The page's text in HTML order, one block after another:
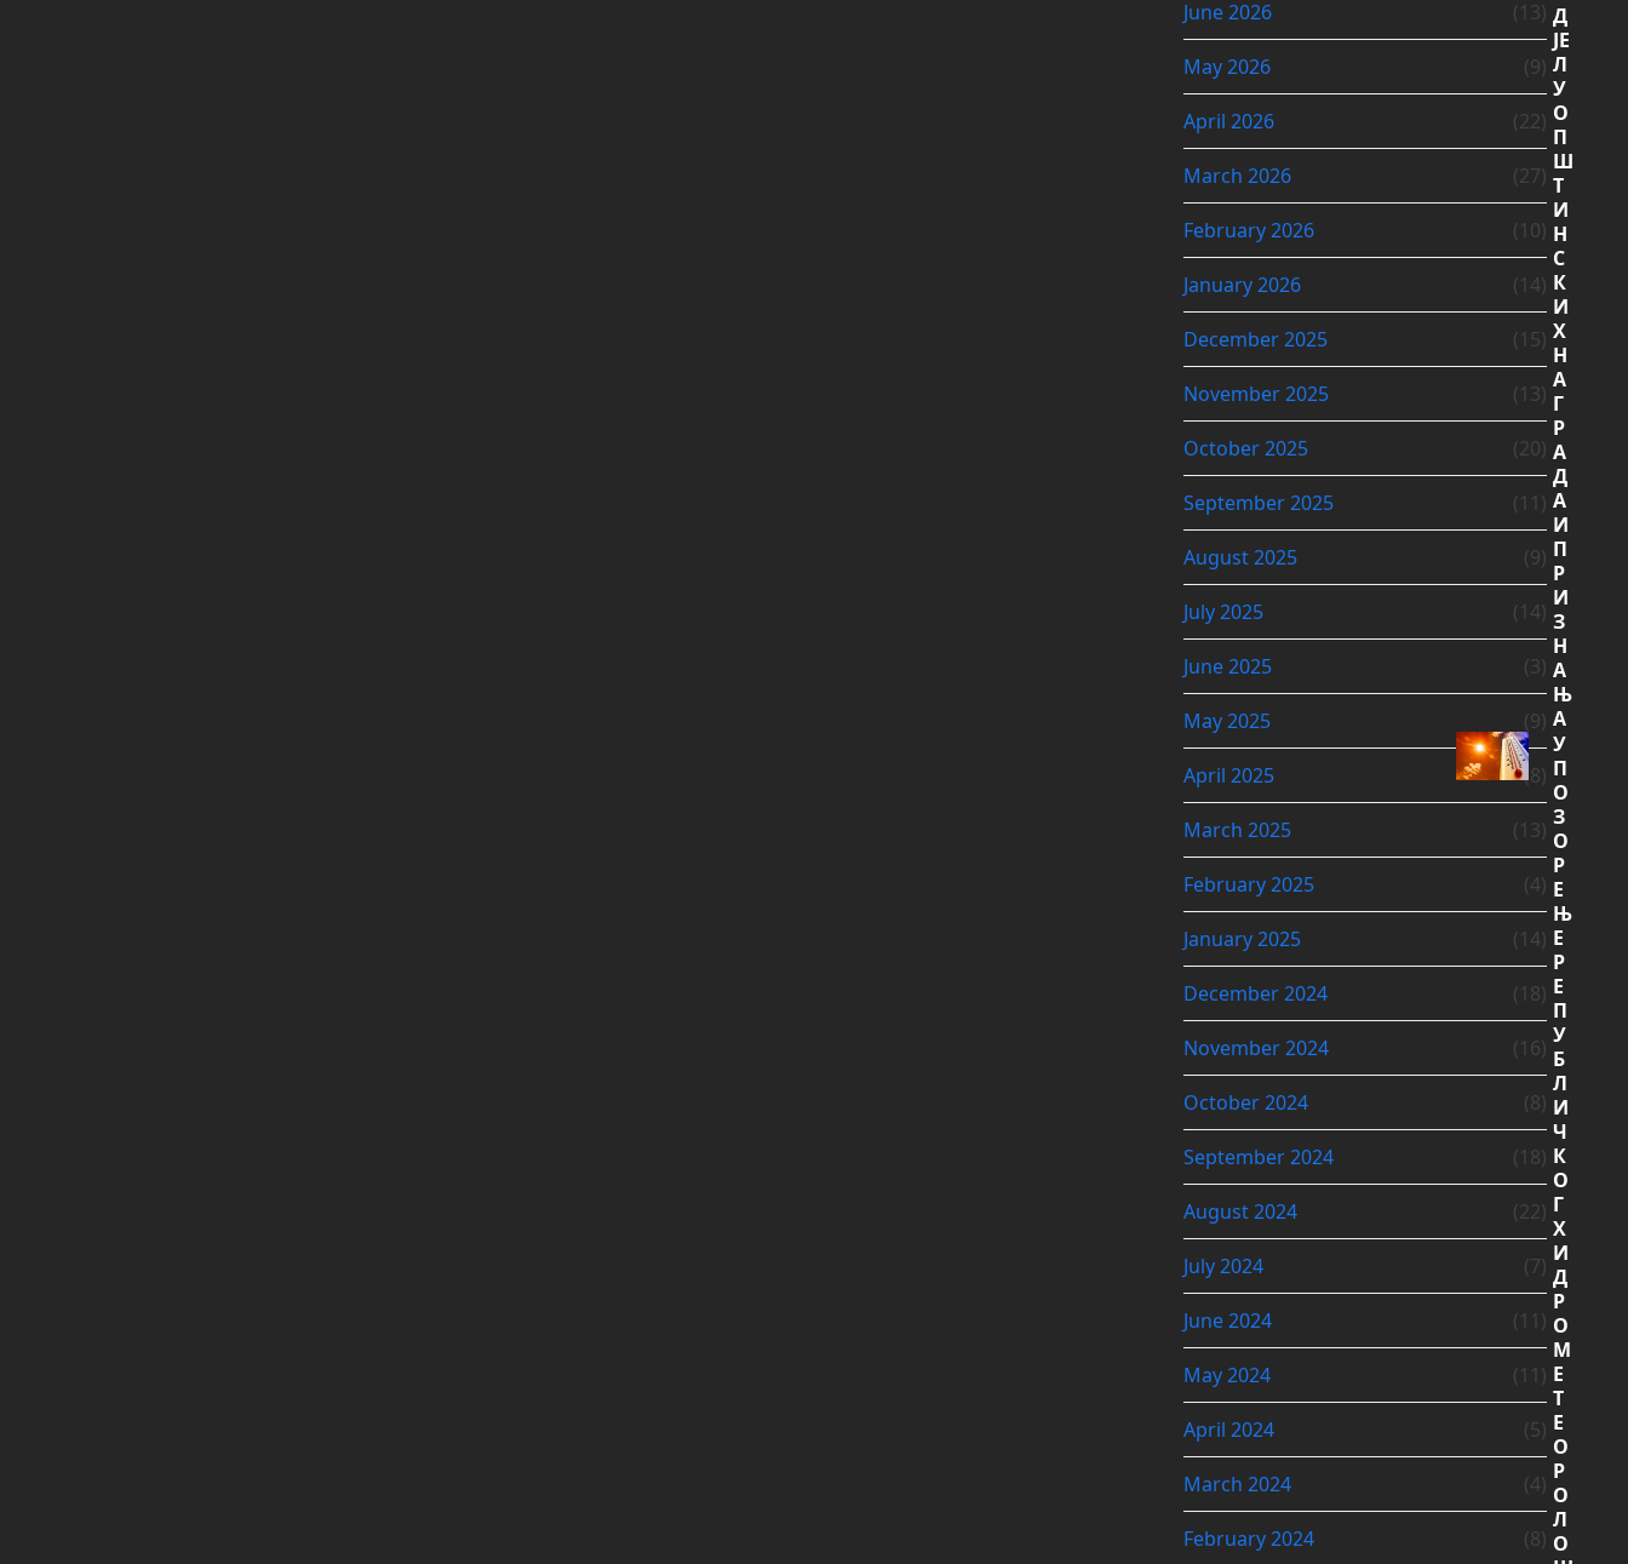
June 2026 (13)
May 2026 (9)
April 2026 (22)
March 2026 (27)
February 2026 (10)
January 2026 (14)
December 2025 (15)
November 2025 (13)
October 2025 (20)
September 2025 (11)
August 2025 (9)
July 2025 (14)
June 2025 (3)
May 2025 (9)
April 2025 (8)
March 2025 (13)
February 2025 (4)
January 2025 (14)
December 2024 (18)
November 2024 (16)
October 2024 (8)
September 2024 (18)
August 2024 (22)
July 2024 (7)
June 2024 (11)
May 2024 (11)
April 2024 (5)
March 2024 (4)
February 2024 (8)
Д
ЈЕ
Л
У
О
П
Ш
Т
И
Н
С
К
И
Х
Н
А
Г
Р
А
Д
А
И
П
Р
И
З
Н
А
Њ
А
У
П
О
З
О
Р
Е
Њ
Е
Р
Е
П
У
Б
Л
И
Ч
К
О
Г
Х
И
Д
Р
О
М
Е
Т
Е
О
Р
О
Л
О